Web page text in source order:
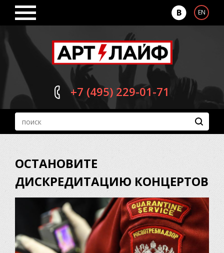
EN
+7 (495) 229-01-71
ОСТАНОВИТЕ
ДИСКРЕДИТАЦИЮ КОНЦЕРТОВ